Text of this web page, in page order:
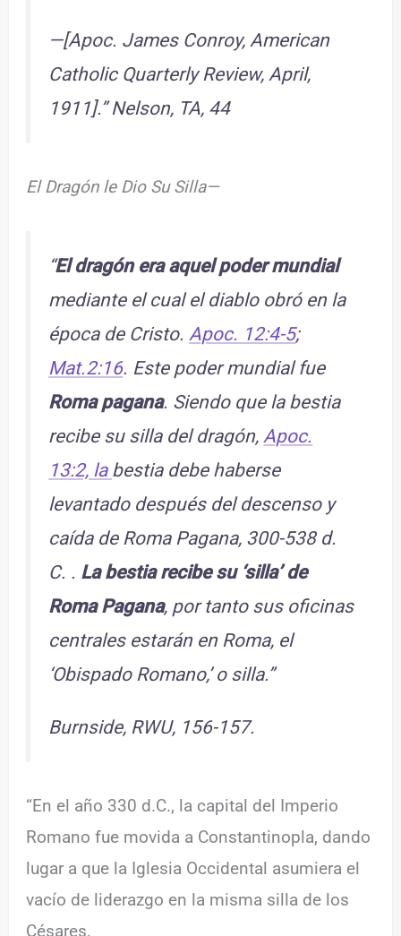
—[Apoc. James Conroy, American
Catholic Quarterly Review, April,
1911].” Nelson, TA, 44
El Dragón le Dio Su Silla—
“El dragón era aquel poder mundial
mediante el cual el diablo obró en la
época de Cristo. Apoc. 12:4-5;
Mat.2:16. Este poder mundial fue
Roma pagana. Siendo que la bestia
recibe su silla del dragón, Apoc.
13:2, la bestia debe haberse
levantado después del descenso y
caída de Roma Pagana, 300-538 d.
C. . La bestia recibe su ‘silla’ de
Roma Pagana, por tanto sus oficinas
centrales estarán en Roma, el
‘Obispado Romano,’ o silla.”
Burnside, RWU, 156-157.
“En el año 330 d.C., la capital del Imperio
Romano fue movida a Constantinopla, dando
lugar a que la Iglesia Occidental asumiera el
vacío de liderazgo en la misma silla de los
Césares.